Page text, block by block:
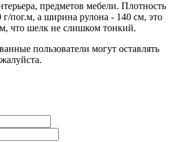
предметов мебели. Плотность
г/пог.м, а ширина рулона - 140 см, это
что шелк не слишком тонкий.
пользователи могут оставлять